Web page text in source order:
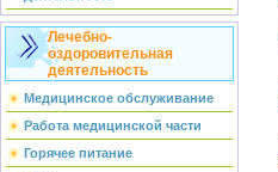
Лечебно-
оздоровительная
деятельность
Медицинское обслуживание
Работа медицинской части
Горячее питание